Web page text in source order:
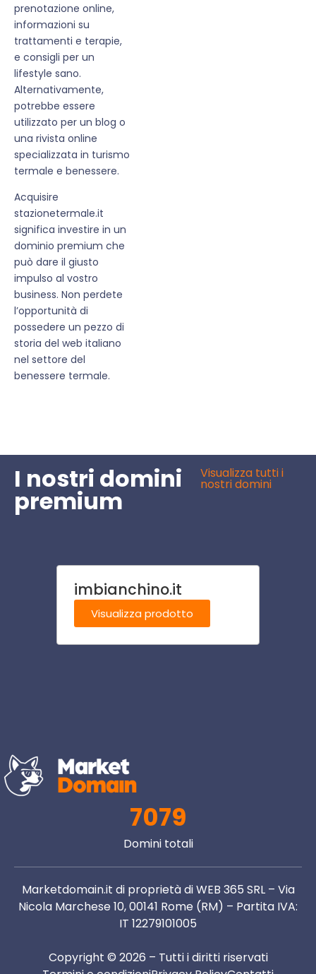
prenotazione online,
informazioni su
trattamenti e terapie,
e consigli per un
lifestyle sano.
Alternativamente,
potrebbe essere
utilizzato per un blog o
una rivista online
specializzata in turismo
termale e benessere.
Acquisire
stazionetermale.it
significa investire in un
dominio premium che
può dare il giusto
impulso al vostro
business. Non perdete
l’opportunità di
possedere un pezzo di
storia del web italiano
nel settore del
benessere termale.
I nostri domini
premium
Visualizza tutti i
nostri domini
imbianchino.it
Visualizza prodotto
7079
Domini totali
Marketdomain.it di proprietà di WEB 365 SRL – Via
Nicola Marchese 10, 00141 Rome (RM) – Partita IVA:
IT 12279101005
Copyright © 2026 – Tutti i diritti riservati